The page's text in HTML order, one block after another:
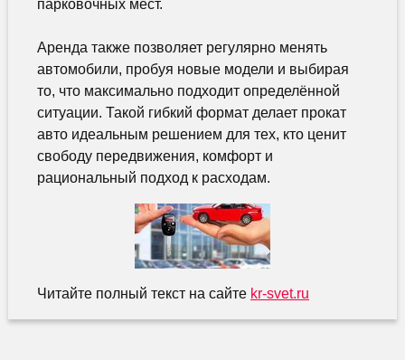
парковочных мест.
Аренда также позволяет регулярно менять
автомобили, пробуя новые модели и выбирая
то, что максимально подходит определённой
ситуации. Такой гибкий формат делает прокат
авто идеальным решением для тех, кто ценит
свободу передвижения, комфорт и
рациональный подход к расходам.
Читайте полный текст на сайте kr-svet.ru